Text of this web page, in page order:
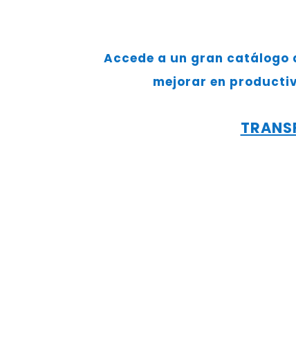
Accede a un gran
mejorar en